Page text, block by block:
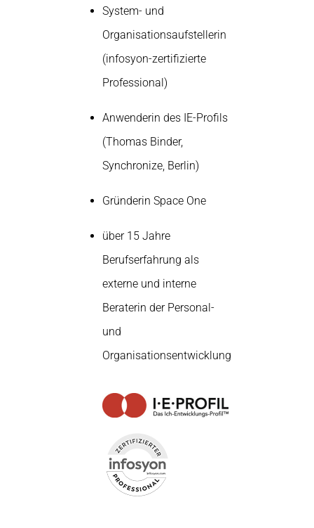
System- und
Organisationsaufstellerin
(infosyon-zertifizierte
Professional)
Anwenderin des IE-Profils
(Thomas Binder,
Synchronize, Berlin)
Gründerin Space One
über 15 Jahre
Berufserfahrung als
externe und interne
Beraterin der Personal-
und
Organisationsentwicklung